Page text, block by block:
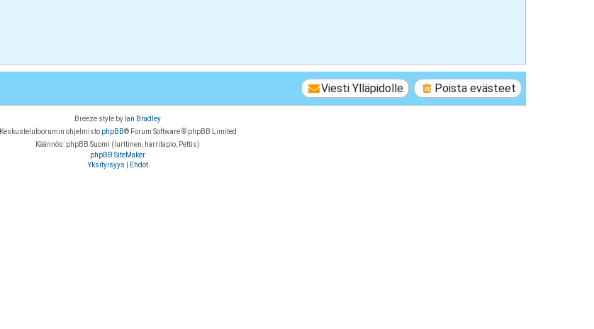
Poista evästeet
Viesti Ylläpidolle
Breeze style by Ian Bradley
Keskustelufoorumin ohjelmisto phpBB® Forum Software © phpBB Limited
Käännös: phpBB Suomi (lurttinen, harritapio, Pettis)
phpBB SiteMaker
Yksityisyys
Ehdot